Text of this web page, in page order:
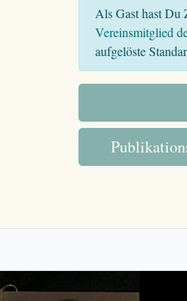
Als Gast hast Du
Vereinsmitglied
aufgelöste